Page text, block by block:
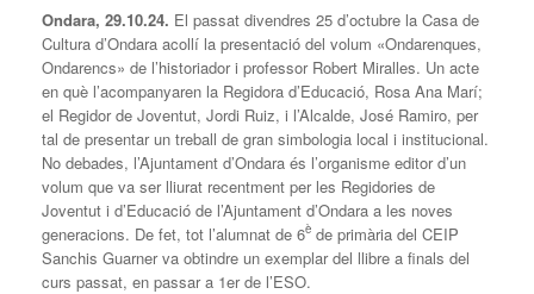
Ondara, 29.10.24. El passat divendres 25 d’octubre la Casa de
Cultura d’Ondara acollí la presentació del volum «Ondarenques,
Ondarencs» de l’historiador i professor Robert Miralles. Un acte
en què l’acompanyaren la Regidora d’Educació, Rosa Ana Marí;
el Regidor de Joventut, Jordi Ruiz, i l’Alcalde, José Ramiro, per
tal de presentar un treball de gran simbologia local i institucional.
No debades, l’Ajuntament d’Ondara és l’organisme editor d’un
volum que va ser lliurat recentment per les Regidories de
Joventut i d’Educació de l’Ajuntament d’Ondara a les noves
generacions. De fet, tot l’alumnat de 6è de primària del CEIP
Sanchis Guarner va obtindre un exemplar del llibre a finals del
curs passat, en passar a 1er de l’ESO.